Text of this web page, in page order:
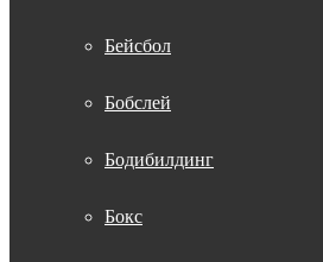
Бейсбол
Бобслей
Бодибилдинг
Бокс